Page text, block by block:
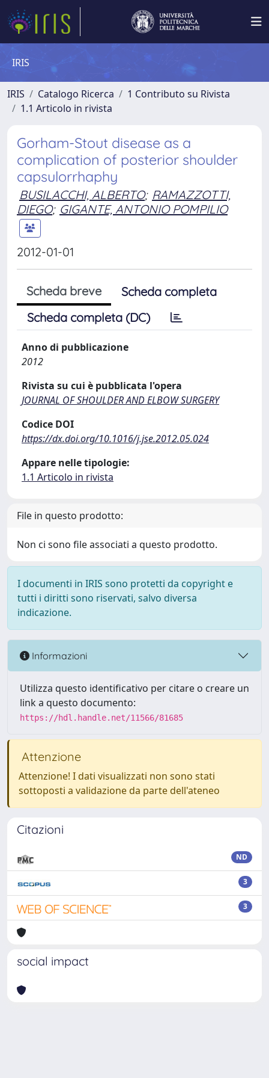
IRIS
IRIS Catalogo Ricerca
1 Contributo su Rivista
1.1 Articolo in rivista
Gorham-Stout disease as a
complication of posterior shoulder
capsulorrhaphy
BUSILACCHI, ALBERTO; RAMAZZOTTI,
DIEGO; GIGANTE, ANTONIO POMPILIO
2012-01-01
Scheda breve
Scheda completa
Scheda completa (DC)
Anno di pubblicazione
2012
Rivista su cui è pubblicata l'opera
JOURNAL OF SHOULDER AND ELBOW SURGERY
Codice DOI
https://dx.doi.org/10.1016/j.jse.2012.05.024
Appare nelle tipologie:
1.1 Articolo in rivista
File in questo prodotto:
Non ci sono file associati a questo prodotto.
I documenti in IRIS sono protetti da copyright e
tutti i diritti sono riservati, salvo diversa
indicazione.
Informazioni
Utilizza questo identificativo per citare o creare un
link a questo documento:
https://hdl.handle.net/11566/81685
Attenzione
Attenzione! I dati visualizzati non sono stati
sottoposti a validazione da parte dell'ateneo
Citazioni
ND
3
3
social impact